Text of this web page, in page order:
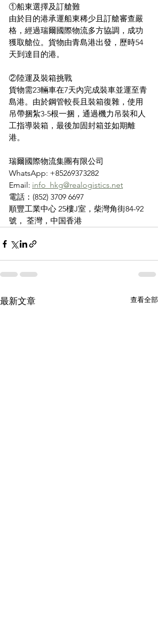
①船東選擇及訂艙難
由於目的港承運船東稀少且訂艙審查嚴
格，經過瑞爾國際物流多方協調，成功
獲取艙位。貨物由青島港出發，歷時54
天到達目的港。
②陸運及裝箱挑戰
貨物需23輛車在7天內完成裝車並運至青
島港。由於鋼管較長且裝箱復雜，使用
吊帶捆紮3-5根一捆，通過機力吊裝和人
工指導裝箱，最後加固封箱並如期離
港。
瑞爾國際物流集團有限公司
WhatsApp: +85269373282
Email: info_hkg@realogistics.net
電話：(852) 3709 6697
順豐工業中心 25樓J室，柴灣角街84-92
號， 荃灣，中国香港
最新文章 查看全部